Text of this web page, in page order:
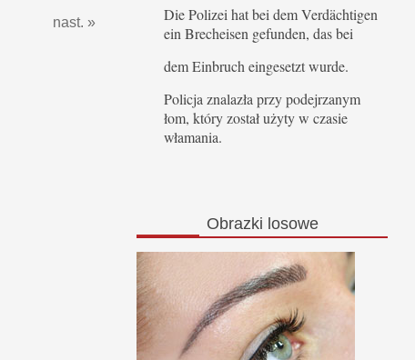
nast. »
Die Polizei hat bei dem Verdächtigen
ein Brecheisen gefunden, das bei
dem Einbruch eingesetzt wurde.
Policja znalazła przy podejrzanym
łom, który został użyty w czasie
włamania.
Obrazki losowe